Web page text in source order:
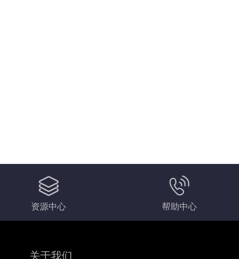
资源中心 帮助中心
关于我们